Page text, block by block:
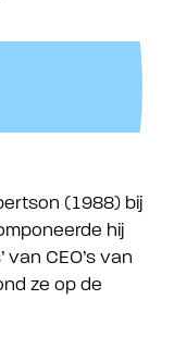
(1988) bij
hij
van CEO’s van
ze op de